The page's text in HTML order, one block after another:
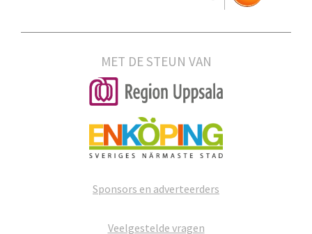
MET DE STEUN VAN
Sponsors en adverteerders
Veelgestelde vragen